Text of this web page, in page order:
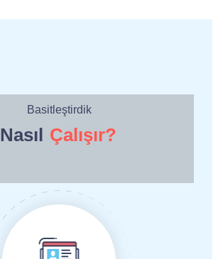
Basitleştirdik
Nasıl Çalışır?